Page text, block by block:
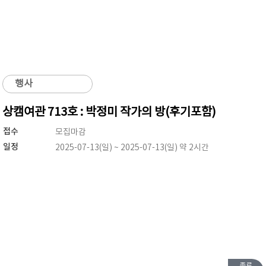
행사
상캠여관 713호 : 박정미 작가의 방(후기포함)
접수 모집마감
일정 2025-07-13(일) ~ 2025-07-13(일) 약 2시간